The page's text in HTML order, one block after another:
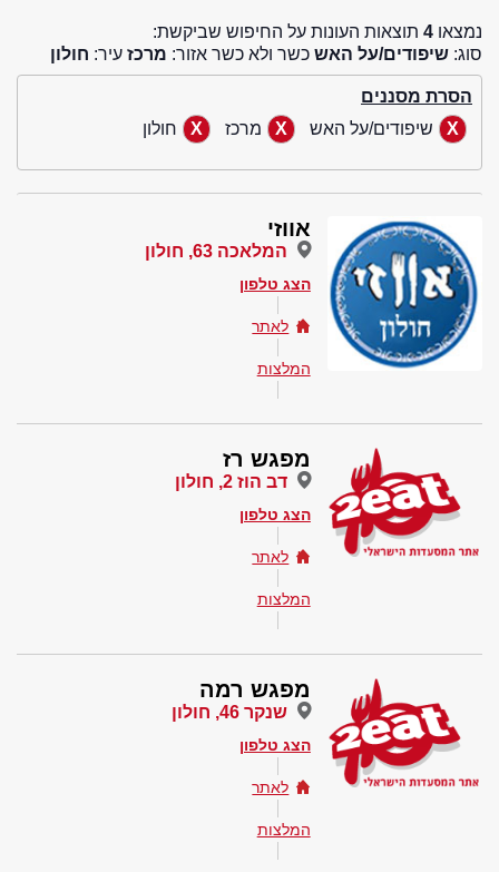
נמצאו 4 תוצאות העונות על החיפוש שביקשת:
סוג: שיפודים/על האש כשר ולא כשר אזור: מרכז עיר: חולון
הסרת מסננים
שיפודים/על האש
מרכז חולון
אווזי
המלאכה 63, חולון
הצג טלפון
לאתר
המלצות
מפגש רז
דב הוז 2, חולון
הצג טלפון
לאתר
המלצות
מפגש רמה
שנקר 46, חולון
הצג טלפון
לאתר
המלצות